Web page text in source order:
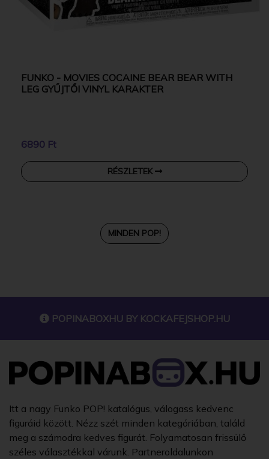
FUNKO - MOVIES COCAINE BEAR BEAR WITH
LEG GYŰJTŐI VINYL KARAKTER
6890 Ft
RÉSZLETEK
MINDEN POP!
POPINABOXHU BY KOCKAFEJSHOP.HU
Itt a nagy Funko POP! katalógus, válogass kedvenc
figuráid között. Nézz szét minden kategóriában, találd
meg a számodra kedves figurát. Folyamatosan frissülő
széles választékkal várunk. Partneroldalunkon